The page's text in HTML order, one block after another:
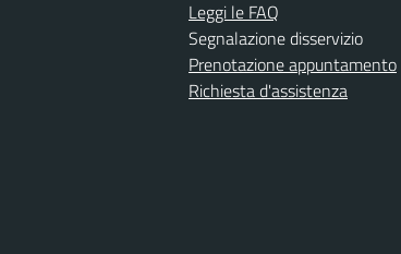
Leggi le FAQ
Segnalazione disservizio
Prenotazione appuntamento
Richiesta d'assistenza